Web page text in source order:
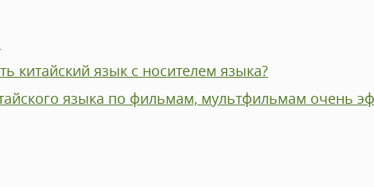
китайский язык с носителем языка?
языка по фильмам, мультфильмам очень